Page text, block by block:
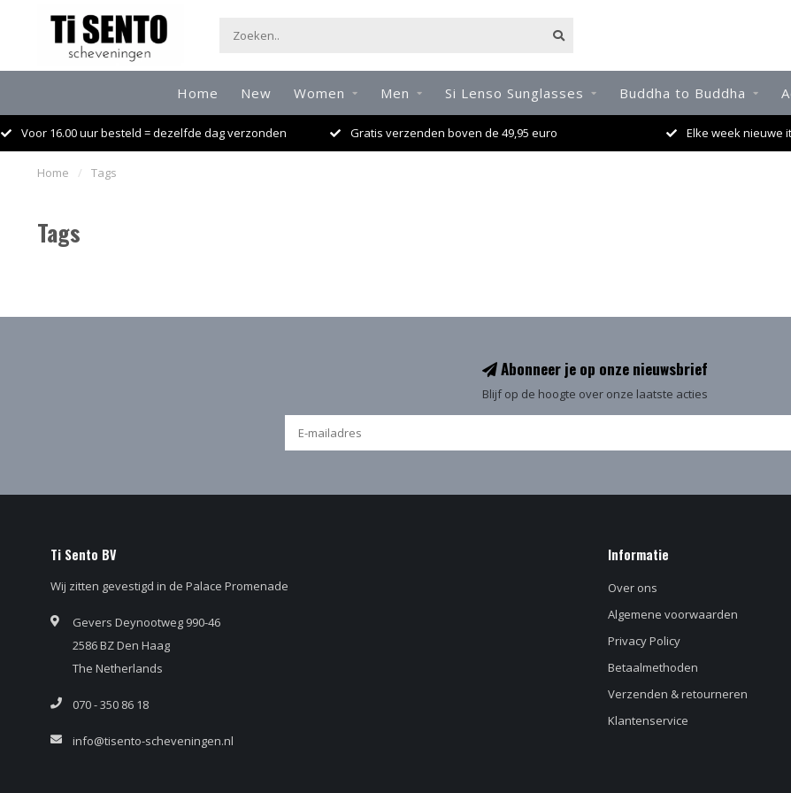
Home New Women Men Si Lenso Sunglasses Buddha to Buddha
Voor 16.00 uur besteld = dezelfde dag verzonden Gratis verzenden boven de 49,95 euro Elke week nieuwe
Home / Tags
Tags
Abonneer je op onze nieuwsbrief
Blijf op de hoogte over onze laatste acties
Ti Sento BV
Wij zitten gevestigd in de Palace Promenade
Gevers Deynootweg 990-46
2586 BZ Den Haag
The Netherlands
070 - 350 86 18
info@tisento-scheveningen.nl
Informatie
Over ons
Algemene voorwaarden
Privacy Policy
Betaalmethoden
Verzenden & retourneren
Klantenservice